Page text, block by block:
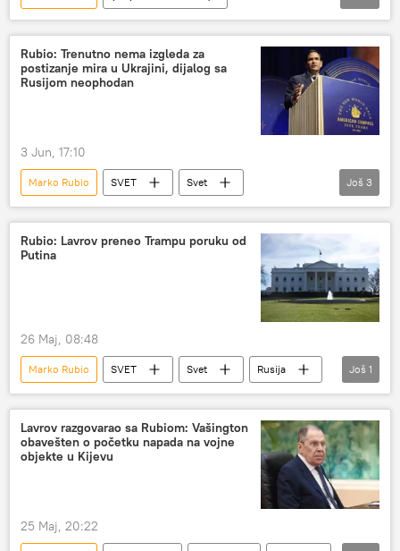
Međunarodni ekonomski forum u Sankt Peterburgu
NATO
Emanuel Makron
Nikol Pašinjan
Novak Đoković
Rubio: Trenutno nema izgleda za
postizanje mira u Ukrajini, dijalog sa
Rusijom neophodan
3 Jun, 17:10
Marko Rubio SVET
Svet
Specijalna vojna operacija u Ukrajini – vesti
SAD
sukob
Još 3
Rubio: Lavrov preneo Trampu poruku od
Putina
26 Maj, 08:48
Marko Rubio SVET Svet
Rusija
Sergej Lavrov
Još 1
Lavrov razgovarao sa Rubiom: Vašington
obavešten o početku napada na vojne
objekte u Kijevu
25 Maj, 20:22